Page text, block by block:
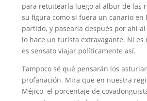
para retuitearla luego al albur de las
su figura como si fuera un canario en
partido, y pasearla después por ahí
lo hace un turista extravagante. Ni es
es sensato viajar políticamente así.
Tampoco sé qué pensarán los
profanación. Mira que en nuestra
Méjico, el porcentaje de